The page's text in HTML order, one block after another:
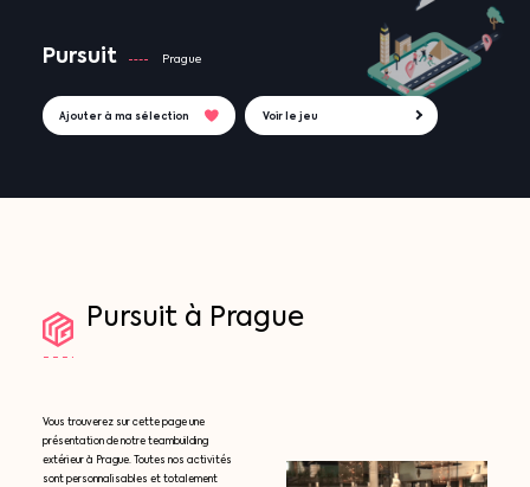
Pursuit Prague
Ajouter à ma sélection Voir le jeu
Pursuit à Prague
Vous trouverez sur cette page une
présentation de notre teambuilding
extérieur à Prague. Toutes nos activités
sont personnalisables et totalement